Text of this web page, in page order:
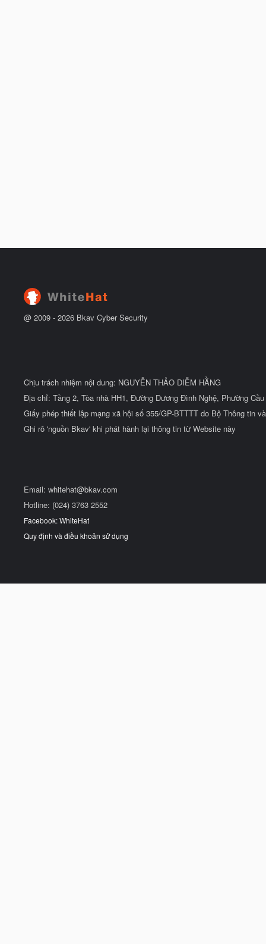
@ 2009 - 2026 Bkav Cyber Security
Chịu trách nhiệm nội dung: NGUYỄN THẢO DIỄM HẰNG
Địa chỉ: Tầng 2, Tòa nhà HH1, Đường Dương Đình Nghệ, Phường
Giấy phép thiết lập mạng xã hội số 355/GP-BTTTT do Bộ Thông tin
Ghi rõ 'nguồn Bkav' khi phát hành lại thông tin từ Website này
Email: whitehat@bkav.com
Hotline: (024) 3763 2552
Facebook: WhiteHat
Quy định và điều khoản sử dụng